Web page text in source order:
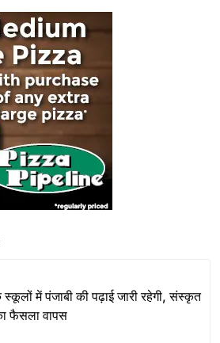
स्कूलों में पंजाबी की पढ़ाई जारी रहेगी, संस्कृत
फैसला वापस